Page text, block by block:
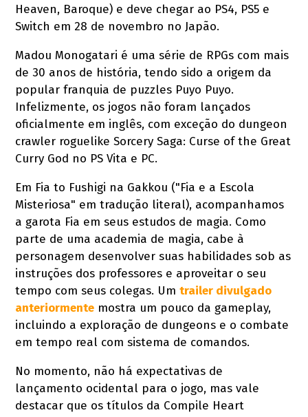
Heaven, Baroque) e deve chegar ao PS4, PS5 e
Switch em 28 de novembro no Japão.
Madou Monogatari é uma série de RPGs com mais
de 30 anos de história, tendo sido a origem da
popular franquia de puzzles Puyo Puyo.
Infelizmente, os jogos não foram lançados
oficialmente em inglês, com exceção do dungeon
crawler roguelike Sorcery Saga: Curse of the Great
Curry God no PS Vita e PC.
Em Fia to Fushigi na Gakkou ("Fia e a Escola
Misteriosa" em tradução literal), acompanhamos
a garota Fia em seus estudos de magia. Como
parte de uma academia de magia, cabe à
personagem desenvolver suas habilidades sob as
instruções dos professores e aproveitar o seu
tempo com seus colegas. Umtrailer divulgado
anteriormente mostra um pouco da gameplay,
incluindo a exploração de dungeons e o combate
em tempo real com sistema de comandos.
No momento, não há expectativas de
lançamento ocidental para o jogo, mas vale
destacar que os títulos da Compile Heart